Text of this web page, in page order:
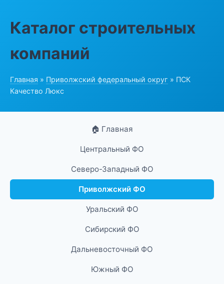
Каталог строительных
компаний
Главная » Приволжский федеральный округ » ПСК
Качество Люкс
🏠 Главная
Центральный ФО
Северо-Западный ФО
Приволжский ФО
Уральский ФО
Сибирский ФО
Дальневосточный ФО
Южный ФО